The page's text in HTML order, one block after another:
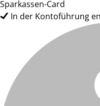
Sparkassen-Card
In der Kontoführung